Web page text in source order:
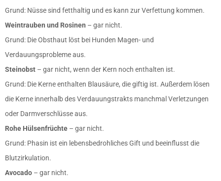
Grund: Nüsse sind fetthaltig und es kann zur Verfettung kommen.
Weintrauben und Rosinen – gar nicht.
Grund: Die Obsthaut löst bei Hunden Magen- und
Verdauungsprobleme aus.
Steinobst – gar nicht, wenn der Kern noch enthalten ist.
Grund: Die Kerne enthalten Blausäure, die giftig ist. Außerdem lösen
die Kerne innerhalb des Verdauungstrakts manchmal Verletzungen
oder Darmverschlüsse aus.
Rohe Hülsenfrüchte – gar nicht.
Grund: Phasin ist ein lebensbedrohliches Gift und beeinflusst die
Blutzirkulation.
Avocado – gar nicht.